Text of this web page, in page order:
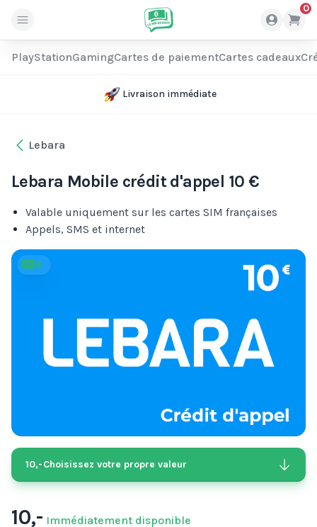
0
PlayStationGamingCartes de paiementCartes cadeaux
Livraison immédiate
Lebara
Lebara Mobile crédit d'appel 10 €
Valable uniquement sur les cartes SIM françaises
Appels, SMS et internet
5
10,-Choisissez votre propre valeur
10,- Immédiatement disponible